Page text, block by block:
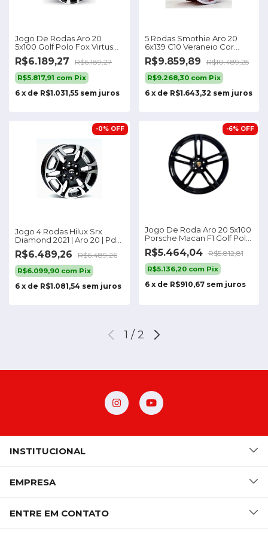
Jogo De Rodas Aro 20
5x100 Golf Polo Fox Virtus
Altis S49
R$6.189,27 R$6.189,27
R$5.817,91 com Pix
6 x de R$1.031,55 sem juros
5 Rodas Smothie Aro 20
6x139 C10 Veraneio Cor
Vermelho 6x139
R$9.859,89 R$10.489,25
R$9.268,30 com Pix
6 x de R$1.643,32 sem juros
Jogo 4 Rodas Hilux Srx
Diamond 2021 | Aro 20 | Pd
Cor Preta Diamantada
-0% OFF
R$6.489,26 R$6.489,26
R$6.099,90 com Pix
6 x de R$1.081,54 sem juros
Jogo De Roda Aro 20 5x100
Porsche Macan F1 Golf Polo
T-cross Cor Black Piano
5x100
-6% OFF
R$5.464,04 R$5.812,81
R$5.136,20 com Pix
6 x de R$910,67 sem juros
1 / 2
INSTITUCIONAL
EMPRESA
ENTRE EM CONTATO